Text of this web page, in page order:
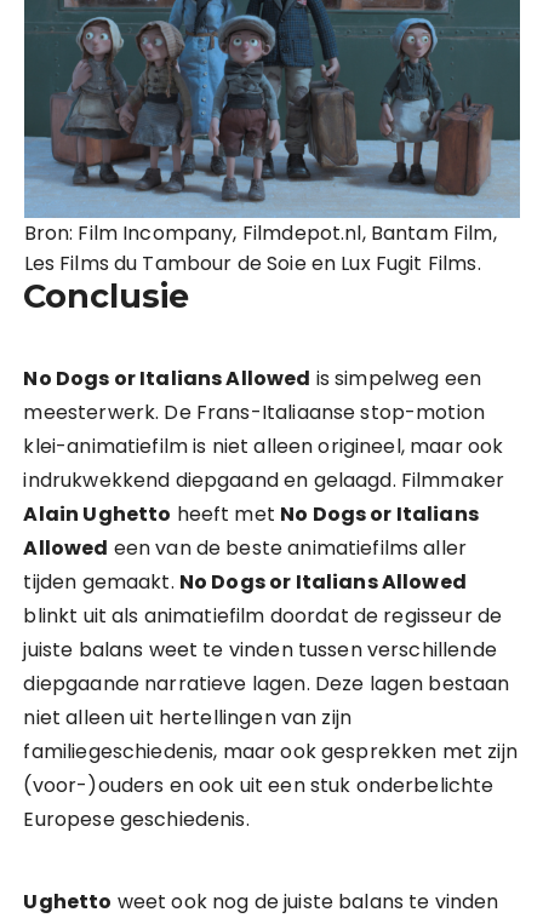
Bron: Film Incompany, Filmdepot.nl, Bantam Film,
Les Films du Tambour de Soie en Lux Fugit Films.
Conclusie
No Dogs or Italians Allowed is simpelweg een
meesterwerk. De Frans-Italiaanse stop-motion
klei-animatiefilm is niet alleen origineel, maar ook
indrukwekkend diepgaand en gelaagd. Filmmaker
Alain Ughetto heeft met No Dogs or Italians
Allowed een van de beste animatiefilms aller
tijden gemaakt. No Dogs or Italians Allowed
blinkt uit als animatiefilm doordat de regisseur de
juiste balans weet te vinden tussen verschillende
diepgaande narratieve lagen. Deze lagen bestaan
niet alleen uit hertellingen van zijn
familiegeschiedenis, maar ook gesprekken met zijn
(voor-)ouders en ook uit een stuk onderbelichte
Europese geschiedenis.
Ughetto weet ook nog de juiste balans te vinden